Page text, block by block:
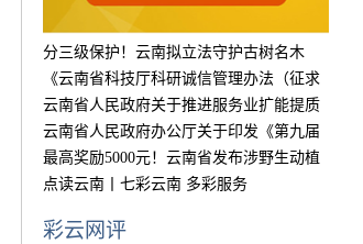
分三级保护！云南拟立法守护古树名木
《云南省科技厅科研诚信管理办法（征求
意见
云南省人民政府关于推进服务业扩能提质
的实
云南省人民政府办公厅关于印发《第九届
中国
最高奖励5000元！云南省发布涉野生动植
物违
点读云南丨七彩云南 多彩服务
彩云网评